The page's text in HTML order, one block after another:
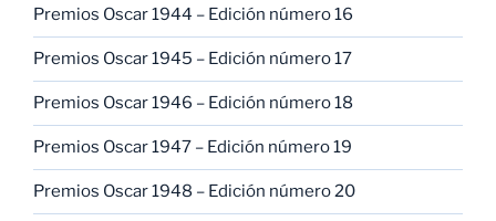
Premios Oscar 1944 – Edición número 16
Premios Oscar 1945 – Edición número 17
Premios Oscar 1946 – Edición número 18
Premios Oscar 1947 – Edición número 19
Premios Oscar 1948 – Edición número 20